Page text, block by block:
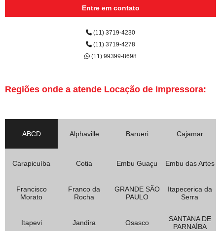
Entre em contato
(11) 3719-4230
(11) 3719-4278
(11) 99399-8698
Regiões onde a atende Locação de Impressora:
ABCD Alphaville Barueri Cajamar
Carapicuíba Cotia Embu Guaçu Embu das Artes
Francisco
Morato
Franco da
Rocha
GRANDE SÃO
PAULO
Itapecerica da
Serra
Itapevi Jandira Osasco
SANTANA DE
PARNAÍBA